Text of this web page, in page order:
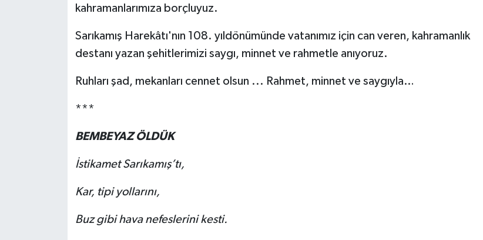
kahramanlarımıza borçluyuz.
Sarıkamış Harekâtı'nın 108. yıldönümünde vatanımız için can veren, kahramanlık
destanı yazan şehitlerimizi saygı, minnet ve rahmetle anıyoruz.
Ruhları şad, mekanları cennet olsun ... Rahmet, minnet ve saygıyla…
***
BEMBEYAZ ÖLDÜK
İstikamet Sarıkamış’tı,
Kar, tipi yollarını,
Buz gibi hava nefeslerini kesti.